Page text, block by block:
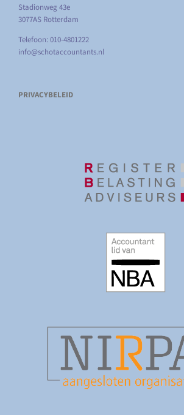
Stadionweg 43e
3077AS Rotterdam
Telefoon: 010-4801222
info@schotaccountants.nl
PRIVACYBELEID